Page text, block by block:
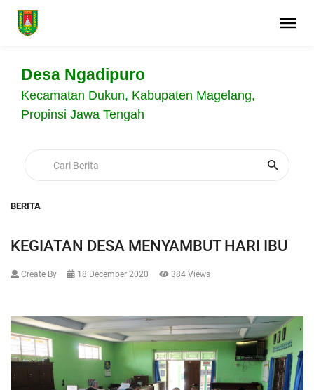
Desa Ngadipuro
Kecamatan Dukun, Kabupaten Magelang,
Propinsi Jawa Tengah
BERITA
KEGIATAN DESA MENYAMBUT HARI IBU
Create By 18 December 2020 384 Views